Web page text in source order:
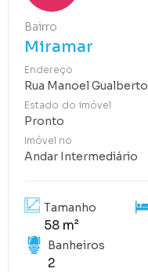
Bairro
Miramar
Endereço
Rua Manoel Gualberto
Estado do imóvel
Pronto
Imóvel no
Andar Intermediário
Tamanho
58 m²
Banheiros
2